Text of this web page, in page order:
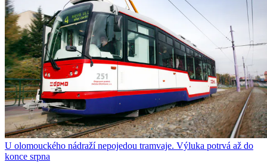
U olomouckého nádraží nepojedou tramvaje. Výluka potrvá až do
konce srpna